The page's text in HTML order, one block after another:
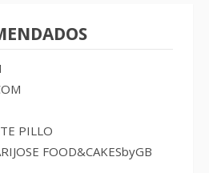
PILLO
FOOD&CAKESbyGB